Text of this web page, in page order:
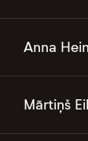
Anna
Mārtiņš